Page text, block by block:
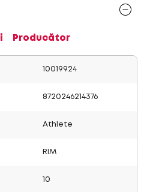
Producător
10019924
8720246214376
Athlete
RIM
10